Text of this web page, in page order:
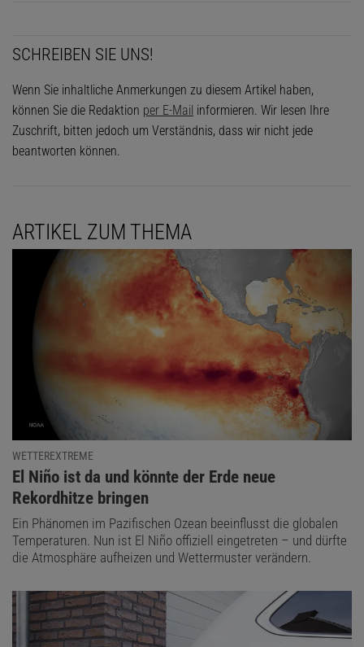
SCHREIBEN SIE UNS!
Wenn Sie inhaltliche Anmerkungen zu diesem Artikel haben,
können Sie die Redaktion per E-Mail informieren. Wir lesen Ihre
Zuschrift, bitten jedoch um Verständnis, dass wir nicht jede
beantworten können.
ARTIKEL ZUM THEMA
WETTEREXTREME
:
El Niño ist da und könnte der Erde neue
Rekordhitze bringen
Ein Phänomen im Pazifischen Ozean beeinflusst die globalen
Temperaturen. Nun ist El Niño offiziell eingetreten – und dürfte
die Atmosphäre aufheizen und Wettermuster verändern.